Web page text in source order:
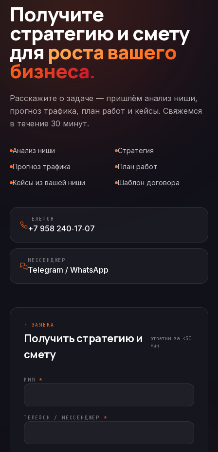
Получите
стратегию и смету
для роста вашего
бизнеса.
Расскажите о задаче — пришлём анализ ниши,
прогноз трафика, план работ и кейсы. Свяжемся
в течение 30 минут.
Анализ ниши
Стратегия
Прогноз трафика
План работ
Кейсы из вашей ниши
Шаблон договора
ТЕЛЕФОН
+7 958 240‑17‑07
МЕССЕНДЖЕР
Telegram / WhatsApp
· ЗАЯВКА
Получить стратегию и
смету
ответим за <30
мин
ИМЯ *
ТЕЛЕФОН / МЕССЕНДЖЕР *